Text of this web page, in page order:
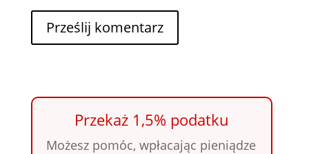
Przekaż 1,5% podatku
Możesz pomóc, wpłacając pieniądze